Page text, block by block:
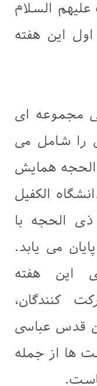
السلام
اول این هفته
مجموعه ای
را شامل می
جمعه 21 ذی الحجه همایش
الکفیل
آغاز و روز پنجشنبه 27 ذی الحجه با
می یابد.
این هفته
کنندگان،
قدس عباسی
ها از جمله